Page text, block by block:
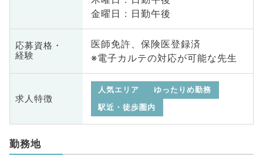
金曜日 : 日勤午後
応募資格・
経験
医師免許、保険医登録済
※電子カルテの対応が可能な先生
求人特徴
人気エリア
ゆったりめ勤務
駅近・徒歩圏内
勤務地